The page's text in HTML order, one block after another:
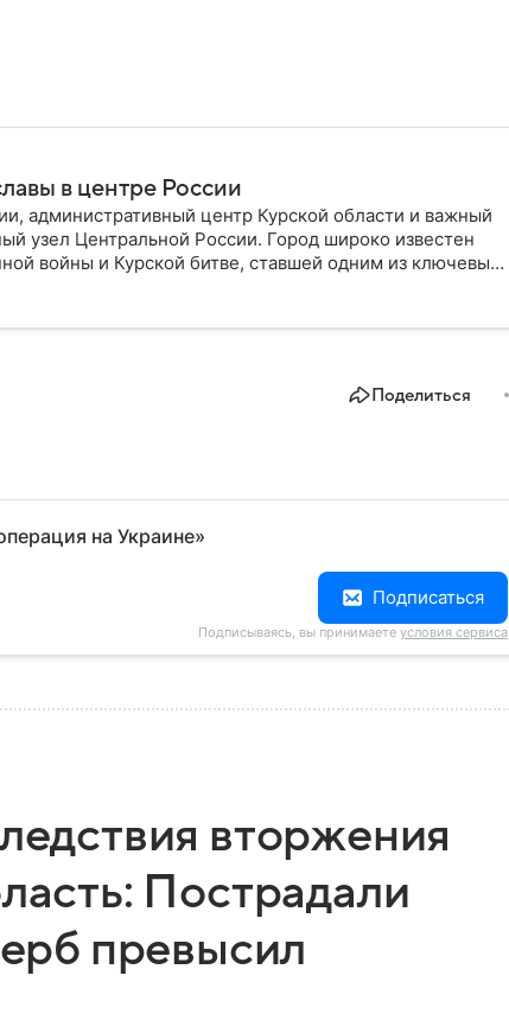
в центре России
административный центр Курской области и важный
узел Центральной России. Город широко известен
войны и Курской битве, ставшей одним из ключевых
о нем.
Поделиться
на Украине»
Подписаться
Подписываясь, вы принимаете условия сервиса
вторжения
Пострадали
превысил